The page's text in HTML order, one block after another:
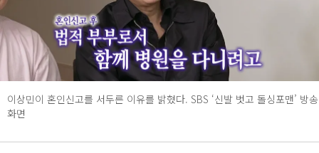
이상민이 혼인신고를 서두른 이유를 밝혔다. SBS ‘신발 벗고 돌싱포맨’ 방송
화면